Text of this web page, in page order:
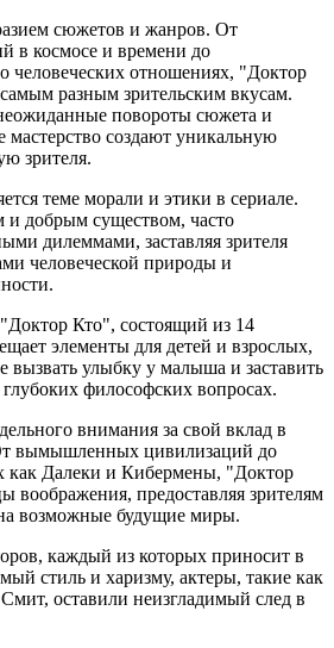
сюжетов и жанров. От
в космосе и времени до
человеческих отношениях, "Доктор
разным зрительским вкусам.
повороты сюжета и
мастерство создают уникальную
зрителя.
теме морали и этики в сериале.
и добрым существом, часто
дилеммами, заставляя зрителя
человеческой природы и
Кто", состоящий из 14
элементы для детей и взрослых,
вызвать улыбку у малыша и заставить
глубоких философских вопросах.
внимания за свой вклад в
вымышленных цивилизаций до
как Далеки и Кибермены, "Доктор
воображения, предоставляя зрителям
возможные будущие миры.
каждый из которых приносит в
стиль и харизму, актеры, такие как
оставили неизгладимый след в